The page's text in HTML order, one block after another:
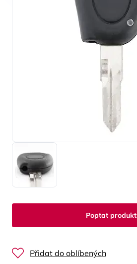
Poptat produkt
Přidat do oblíbených